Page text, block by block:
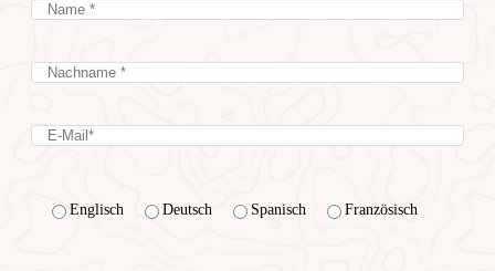
Englisch Deutsch Spanisch Französisch